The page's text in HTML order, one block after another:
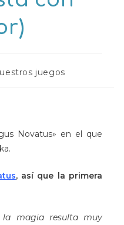
juegos
Novatus» en el que
, así que la primera
la magia resulta muy